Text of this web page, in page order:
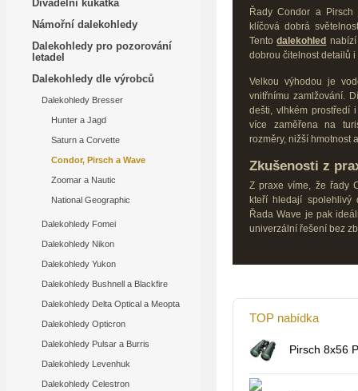
Řady Condor a
klíčová dobrá
Tentodalekohled
dobrou čitelnost detailů i
Velkou výhodou je
vnitřnímu zamlžování.
dešti, vlhkém prostředí
více zaměřena na
rozměry, nižší hmotnost
Zkušenosti z
Z praxe víme, že řady
kteří hledají spolehlivý
Řada Wave je pak
univerzální řešení bez
TOP nabídka
Pirsch 8x56
Divadelní kukátka
Námořní dalekohledy
Dalekohledy pro pozorování
letadel
Dalekohledy dle výrobců
Dalekohledy Bresser
Hunter a Jagd
Saturn a Corvette
Condor, Pirsch a Wave
Zoomar a Nautic
National Geographic
Dalekohledy Fomei
Dalekohledy Nikon
Dalekohledy Yukon
Dalekohledy Bushnell a Blackfire
Dalekohledy Delta Optical a Meopta
Dalekohledy Opticron
Dalekohledy Pulsar a Burris
Dalekohledy Levenhuk
Dalekohledy Celestron